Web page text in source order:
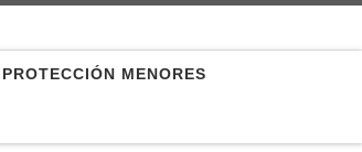
PROTECCIÓN MENORES